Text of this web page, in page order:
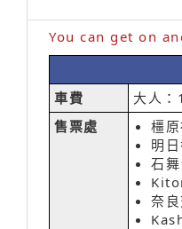
You can get on
車費
大人
售票處
橿
明
石
奈